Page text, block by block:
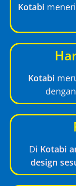
Kotabi
Kotabi
Di Kotabi
design